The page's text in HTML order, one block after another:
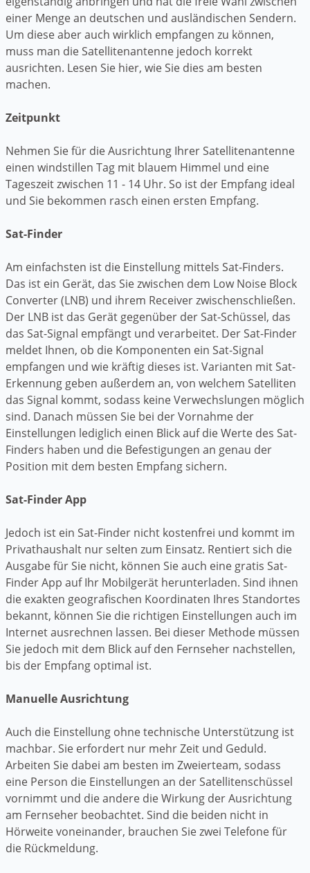
einer Menge an deutschen und ausländischen Sendern.
Um diese aber auch wirklich empfangen zu können,
muss man die Satellitenantenne jedoch korrekt
ausrichten. Lesen Sie hier, wie Sie dies am besten
machen.
Zeitpunkt
Nehmen Sie für die Ausrichtung Ihrer Satellitenantenne
einen windstillen Tag mit blauem Himmel und eine
Tageszeit zwischen 11 - 14 Uhr. So ist der Empfang ideal
und Sie bekommen rasch einen ersten Empfang.
Sat-Finder
Am einfachsten ist die Einstellung mittels Sat-Finders.
Das ist ein Gerät, das Sie zwischen dem Low Noise Block
Converter (LNB) und ihrem Receiver zwischenschließen.
Der LNB ist das Gerät gegenüber der Sat-Schüssel, das
das Sat-Signal empfängt und verarbeitet. Der Sat-Finder
meldet Ihnen, ob die Komponenten ein Sat-Signal
empfangen und wie kräftig dieses ist. Varianten mit Sat-
Erkennung geben außerdem an, von welchem Satelliten
das Signal kommt, sodass keine Verwechslungen möglich
sind. Danach müssen Sie bei der Vornahme der
Einstellungen lediglich einen Blick auf die Werte des Sat-
Finders haben und die Befestigungen an genau der
Position mit dem besten Empfang sichern.
Sat-Finder App
Jedoch ist ein Sat-Finder nicht kostenfrei und kommt im
Privathaushalt nur selten zum Einsatz. Rentiert sich die
Ausgabe für Sie nicht, können Sie auch eine gratis Sat-
Finder App auf Ihr Mobilgerät herunterladen. Sind ihnen
die exakten geografischen Koordinaten Ihres Standortes
bekannt, können Sie die richtigen Einstellungen auch im
Internet ausrechnen lassen. Bei dieser Methode müssen
Sie jedoch mit dem Blick auf den Fernseher nachstellen,
bis der Empfang optimal ist.
Manuelle Ausrichtung
Auch die Einstellung ohne technische Unterstützung ist
machbar. Sie erfordert nur mehr Zeit und Geduld.
Arbeiten Sie dabei am besten im Zweierteam, sodass
eine Person die Einstellungen an der Satellitenschüssel
vornimmt und die andere die Wirkung der Ausrichtung
am Fernseher beobachtet. Sind die beiden nicht in
Hörweite voneinander, brauchen Sie zwei Telefone für
die Rückmeldung.